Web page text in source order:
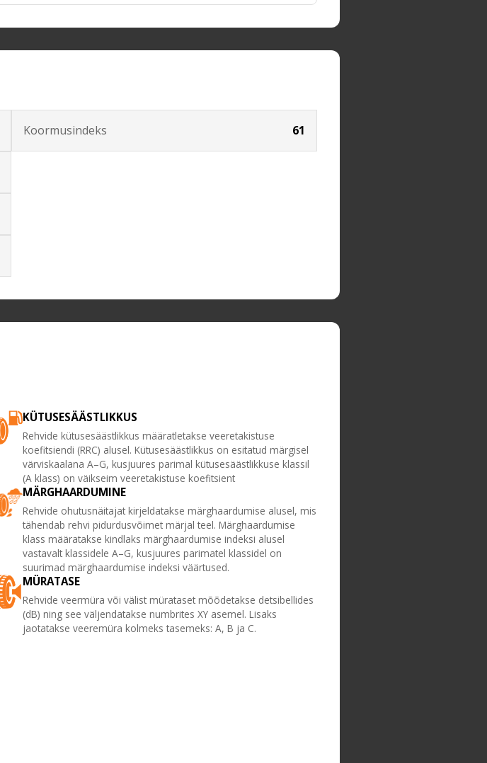
Koormusindeks 61
KÜTUSESÄÄSTLIKKUS
Rehvide kütusesäästlikkus määratletakse veeretakistuse
koefitsiendi (RRC) alusel. Kütusesäästlikkus on esitatud märgisel
värviskaalana A–G, kusjuures parimal kütusesäästlikkuse klassil
(A klass) on väikseim veeretakistuse koefitsient
MÄRGHAARDUMINE
Rehvide ohutusnäitajat kirjeldatakse märghaardumise alusel, mis
tähendab rehvi pidurdusvõimet märjal teel. Märghaardumise
klass määratakse kindlaks märghaardumise indeksi alusel
vastavalt klassidele A–G, kusjuures parimatel klassidel on
suurimad märghaardumise indeksi väärtused.
MÜRATASE
Rehvide veermüra või välist mürataset mõõdetakse detsibellides
(dB) ning see väljendatakse numbrites XY asemel. Lisaks
jaotatakse veeremüra kolmeks tasemeks: A, B ja C.